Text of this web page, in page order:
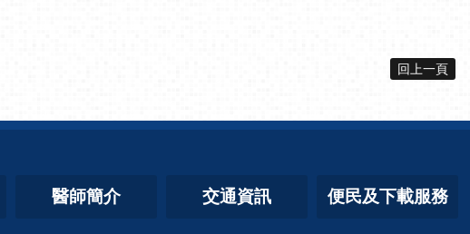
回上一頁
醫師簡介 交通資訊 便民及下載服務